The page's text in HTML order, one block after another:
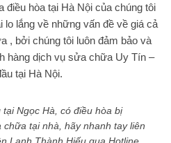
hòa tại Hà Nội của chúng tôi
lo lắng về những vấn đề về giá cả
, bởi chúng tôi luôn đảm bảo và
hàng dịch vụ sửa chữa Uy Tín –
tại Hà Nội.
Ngọc Hà, có điều hòa bị
tại nhà, hãy nhanh tay liên